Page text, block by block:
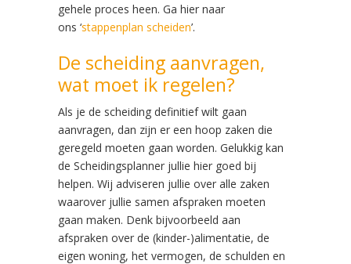
gehele proces heen. Ga hier naar
ons ‘stappenplan scheiden’.
De scheiding aanvragen,
wat moet ik regelen?
Als je de scheiding definitief wilt gaan
aanvragen, dan zijn er een hoop zaken die
geregeld moeten gaan worden. Gelukkig kan
de Scheidingsplanner jullie hier goed bij
helpen. Wij adviseren jullie over alle zaken
waarover jullie samen afspraken moeten
gaan maken. Denk bijvoorbeeld aan
afspraken over de (kinder-)alimentatie, de
eigen woning, het vermogen, de schulden en